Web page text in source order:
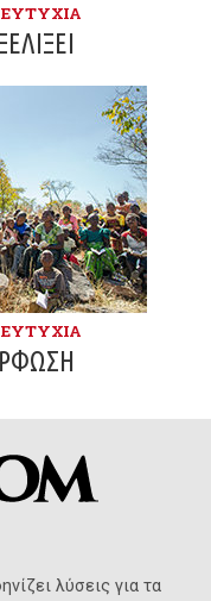
λύσεις για τα